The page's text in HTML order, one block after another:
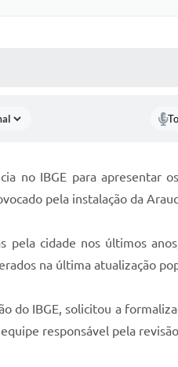
no IBGE para apresentar
pela instalação da
pela cidade nos últimos
na última atualização
do IBGE, solicitou a
responsável pela